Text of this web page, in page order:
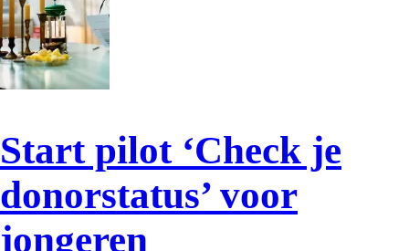
Start pilot ‘Check je
donorstatus’ voor
jongeren